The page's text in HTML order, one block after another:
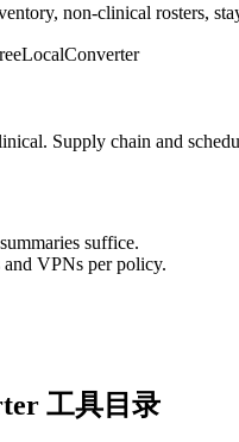
non-clinical rosters,
Supply chain and
suffice.
and VPNs per policy.
工具目录